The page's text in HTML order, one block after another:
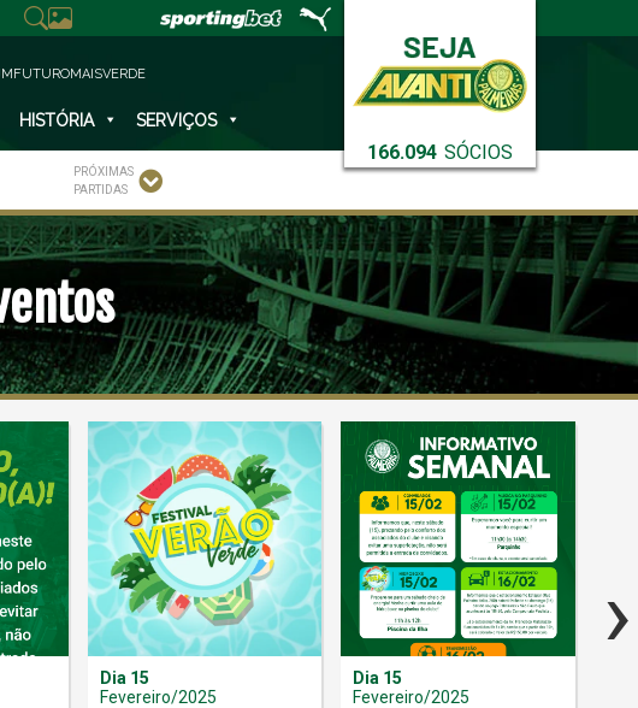
166.094 SÓCIOS
HISTÓRIA SERVIÇOS
PRÓXIMAS
PARTIDAS
Dia 15
Fevereiro/2025
Dia 15
Fevereiro/2025
›